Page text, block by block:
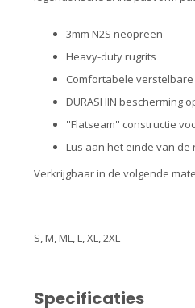
3mm N2S neopreen
Heavy-duty rugrits
Comfortabele verstelbare
DURASHIN bescherming
''Flatseam'' constructie
Lus aan het einde van de
Verkrijgbaar in de volgende
S, M, ML, L, XL, 2XL
Specificaties